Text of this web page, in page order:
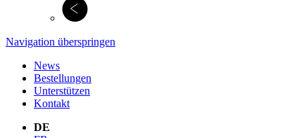
Navigation überspringen
News
Bestellungen
Unterstützen
Kontakt
DE